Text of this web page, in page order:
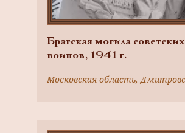
Братская могила советских
воинов, 1941 г.